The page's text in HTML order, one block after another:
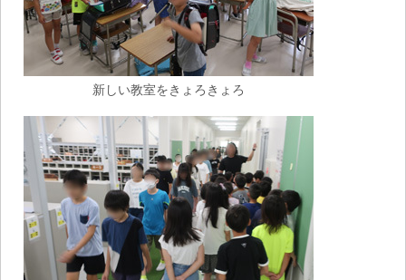
新しい教室をきょろきょろ